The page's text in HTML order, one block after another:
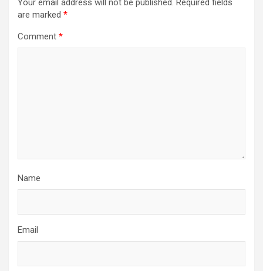
Your email address will not be published. Required fields
are marked *
Comment *
Name
Email